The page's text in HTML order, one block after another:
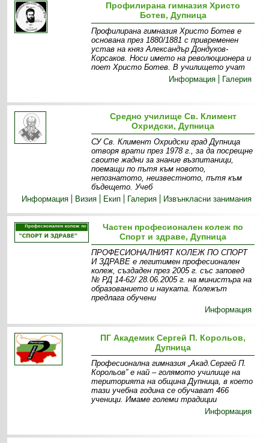
Профилирана гимназия Христо
Ботев, Дупница
Профилирана гимназия Христо Ботев e
основана през 1880/1881 с привременен
устав на княз Александър Дондуков-
Корсаков. Носи името на революционера и
поет Христо Ботев. В училището учат
Информация
Галерия
Средно училище Св. Климент
Охридски, Дупница
СУ Св. Климент Охридски град Дупница
отворя врати през 1978 г., за да посрещне
своите жадни за знание възпитаници,
поемащи по пътя към новото,
непознатото, неизвестното, пътя към
бъдещето. Учеб
Информация
Визия Екип Галерия Извънкласни занимания
Частен професионален колеж по
Спорт и здраве, Дупница
ПРОФЕСИОНАЛНИЯТ КОЛЕЖ ПО СПОРТ
И ЗДРАВЕ е легитимен професионален
колеж, създаден през 2005 г. със заповед
№ РД 14-62/ 28.06.2005 г. на министъра на
образованието и науката. Колежът
предлага обучени
Информация
ПГ Академик Сергей П. Корольов,
Дупница
Професионална гимназия „Акад.Сергей П.
Корольов” е най – голямото училище на
територията на община Дупница, в което
тази учебна година се обучават 466
ученици. Имаме големи традиции
Информация